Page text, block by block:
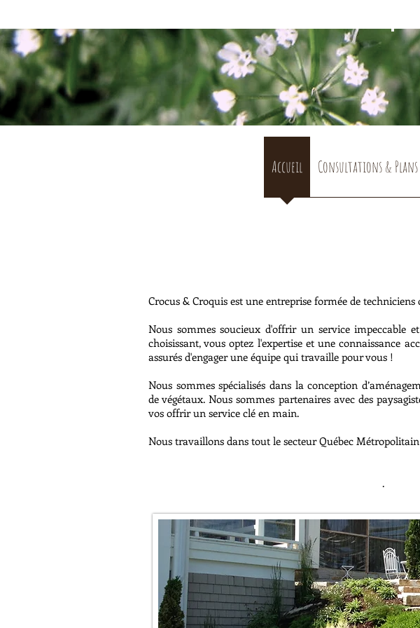
Accueil Consultations & Plans
Crocus & Croquis est une entreprise formée de
Nous sommes soucieux d'offrir un service impeccable
choisissant, vous optez l'expertise et une connaissance
assurés d'engager une équipe qui travaille pour vous !
Nous sommes spécialisés dans la conception
de végétaux. Nous sommes partenaires avec des
vos offrir un service clé en main.
Nous travaillons dans tout le secteur Québec
.
.